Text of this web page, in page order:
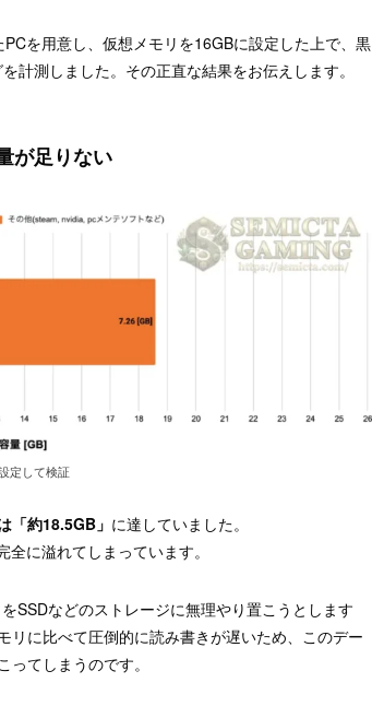
を用意し、仮想メモリを16GBに設定した上で、黒
計測しました。その正直な結果をお伝えします。
が足りない
定して検証
「約18.5GB」 に達していました。
に溢れてしまっています。
SSDなどのストレージに無理やり置こうとします
リに比べて圧倒的に読み書きが遅いため、このデー
てしまうのです。